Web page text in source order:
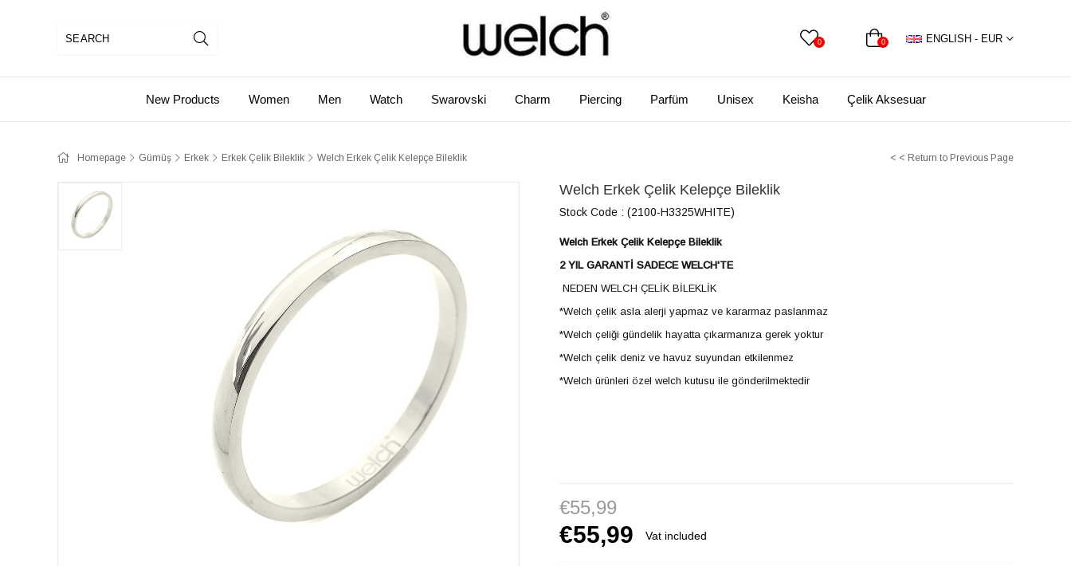
0 0 ENGLISH - EUR
New Products Women Men Watch Swarovski Charm Piercing Parfüm Unisex Keisha Çelik Aksesuar
Homepage Gümüş Erkek Erkek Çelik Bileklik ​​Welch Erkek Çelik Kelepçe Bileklik < < Return to Previous Page
​​Welch Erkek Çelik Kelepçe Bileklik
Stock Code (2100-H3325WHITE)
​​Welch Erkek Çelik Kelepçe Bileklik
2 YIL GARANTİ SADECE WELCH'TE
NEDEN WELCH ÇELİK BİLEKLİK
*Welch çelik asla alerji yapmaz ve kararmaz paslanmaz
*Welch çeliği gündelik hayatta çıkarmanıza gerek yoktur
*Welch çelik deniz ve havuz suyundan etkilenmez
*Welch ürünleri özel welch kutusu ile gönderilmektedir
€55,99
Vat included
€55,99